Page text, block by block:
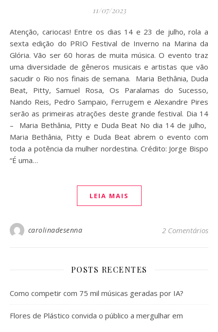
11/07/2023
Atenção, cariocas! Entre os dias 14 e 23 de julho, rola a
sexta edição do PRIO Festival de Inverno na Marina da
Glória. Vão ser 60 horas de muita música. O evento traz
uma diversidade de gêneros musicais e artistas que vão
sacudir o Rio nos finais de semana. Maria Bethânia, Duda
Beat, Pitty, Samuel Rosa, Os Paralamas do Sucesso,
Nando Reis, Pedro Sampaio, Ferrugem e Alexandre Pires
serão as primeiras atrações deste grande festival. Dia 14
– Maria Bethânia, Pitty e Duda Beat No dia 14 de julho,
Maria Bethânia, Pitty e Duda Beat abrem o evento com
toda a potência da mulher nordestina. Crédito: Jorge Bispo
“É uma…
LEIA MAIS
carolinadesenna 2 Comentários
POSTS RECENTES
Como competir com 75 mil músicas geradas por IA?
Flores de Plástico convida o público a mergulhar em